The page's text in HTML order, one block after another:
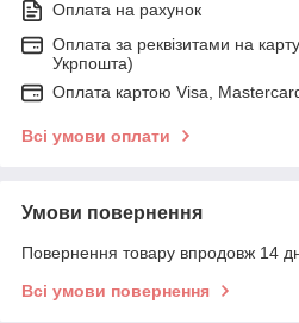
Оплата на рахунок
Оплата за реквізитами на
Укрпошта)
Оплата картою Visa,
Всі умови оплати
Умови повернення
Повернення товару впродовж 14
Всі умови повернення